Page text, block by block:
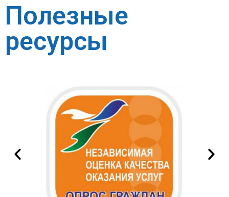
Полезные
ресурсы